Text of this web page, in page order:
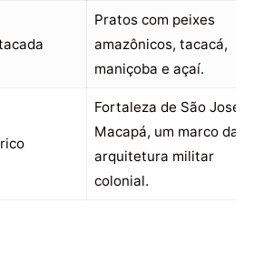
Pratos com peixes
amazônicos, tacacá,
maniçoba e açaí.
Fortaleza de São José
Macapá, um marco da
arquitetura militar
colonial.